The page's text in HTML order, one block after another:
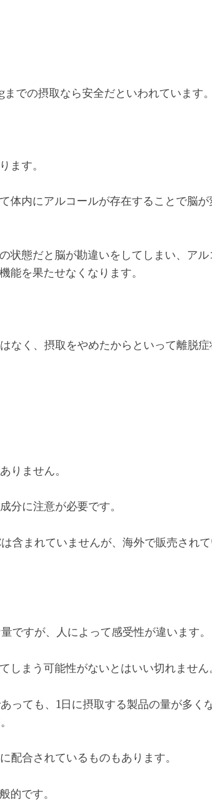
での摂取なら安全だといわれています。
ます。
体内にアルコールが存在することで脳が
状態だと脳が勘違いをしてしまい、ア
能を果たせなくなります。
なく、摂取をやめたからといって離脱
りません。
分に注意が必要です。
含まれていませんが、海外で販売され
ですが、人によって感受性が違います。
しまう可能性がないとはいい切れません。
っても、1日に摂取する製品の量が多くな
配合されているものもあります。
的です。